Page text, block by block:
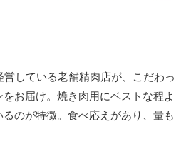
している老舗精肉店が、こだわっ
お届け。焼き肉用にベストな程よ
のが特徴。食べ応えがあり、量も